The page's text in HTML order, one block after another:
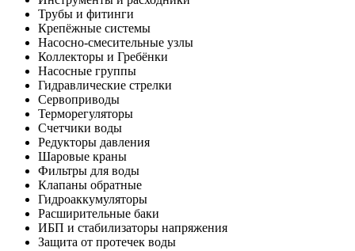
Трубы и фитинги
Крепёжные системы
Насосно-смесительные узлы
Коллекторы и Гребёнки
Насосные группы
Гидравлические стрелки
Сервоприводы
Терморегуляторы
Счетчики воды
Редукторы давления
Шаровые краны
Фильтры для воды
Клапаны обратные
Гидроаккумуляторы
Расширительные баки
ИБП и стабилизаторы напряжения
Защита от протечек воды